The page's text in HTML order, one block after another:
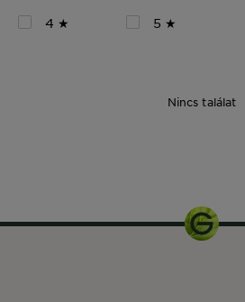
4 ★
5 ★
Nincs találat